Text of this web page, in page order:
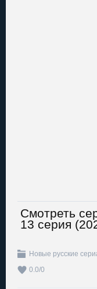
Смотреть
13 серия
Новые русские
0.0/0